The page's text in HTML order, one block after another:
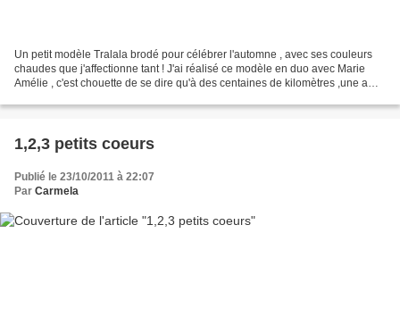
Un petit modèle Tralala brodé pour célébrer l'automne , avec ses couleurs
chaudes que j'affectionne tant ! J'ai réalisé ce modèle en duo avec Marie
Amélie , c'est chouette de se dire qu'à des centaines de kilomètres ,une amie
1,2,3 petits coeurs
Publié le 23/10/2011 à 22:07
Par Carmela